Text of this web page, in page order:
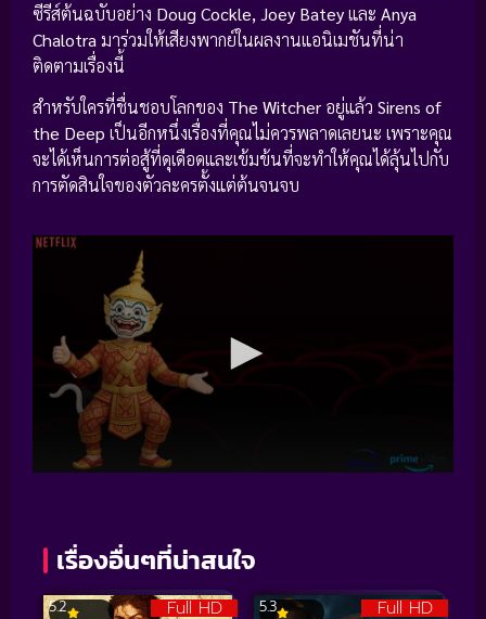
ซีรีส์ต้นฉบับอย่าง Doug Cockle, Joey Bateyและ Anya
Chalotra มาร่วมให้เสียงพากย์ในผลงานแอนิเมชันที่น่า
ติดตามเรื่องนี้
สำหรับใครที่ชื่นชอบโลกของ The Witcher อยู่แล้ว Sirens of
the Deep เป็นอีกหนึ่งเรื่องที่คุณไม่ควรพลาดเลยนะ เพราะคุณ
จะได้เห็นการต่อสู้ที่ดุเดือดและเข้มข้นที่จะทำให้คุณได้ลุ้นไปกับ
การตัดสินใจของตัวละครตั้งแต่ต้นจนจบ
เรื่องอื่นๆที่น่าสนใจ
Full HD
5.2 Full HD
5.3